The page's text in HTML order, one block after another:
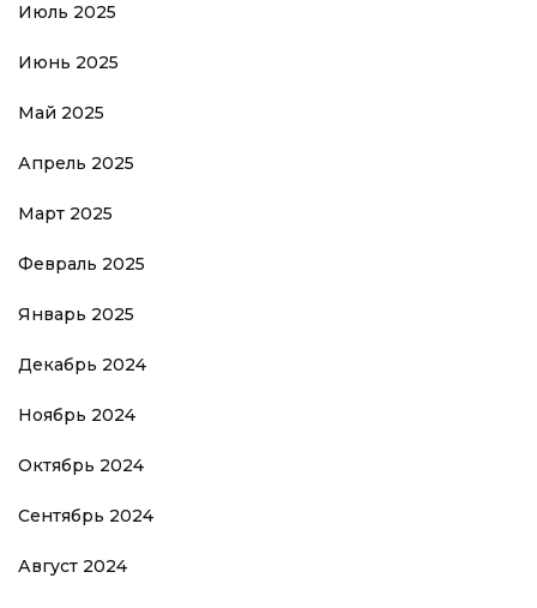
Июль 2025
Июнь 2025
Май 2025
Апрель 2025
Март 2025
Февраль 2025
Январь 2025
Декабрь 2024
Ноябрь 2024
Октябрь 2024
Сентябрь 2024
Август 2024